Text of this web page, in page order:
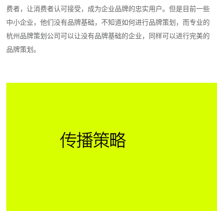
费者，让消费者认可接受，成为企业品牌的忠实用户。但是目前一些
中小企业，他们没有品牌基础，不知道如何进行品牌策划，而专业的
杭州品牌策划公司可以让没有品牌基础的企业，同样可以进行完美的
品牌策划。